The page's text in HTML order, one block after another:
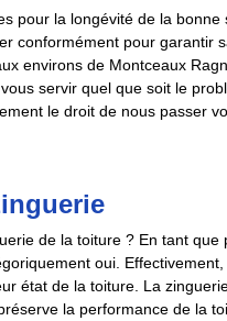
pour la longévité de la bonne
conformément pour garantir
environs de Montceaux
servir quel que soit le
le droit de nous passer
de la toiture ? En tant que
oui.
état de la toiture. La
la performance de la